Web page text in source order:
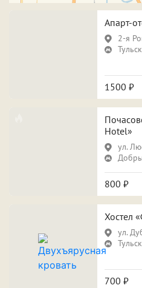
Поспать и отдохнуть
Собственная парковка
Срок аренды
Апарт-
2-я
1500 ₽
Hotel»
ул.
800 ₽
Хостел
ул.
700 ₽